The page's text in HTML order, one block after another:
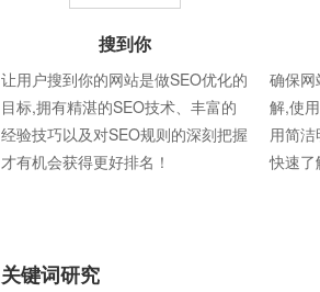
搜到你
让用户搜到你的网站是做SEO优化的
目标,拥有精湛的SEO技术、丰富的
经验技巧以及对SEO规则的深刻把握
才有机会获得更好排名！
确保网
解,使
用简
快速了
关键词研究